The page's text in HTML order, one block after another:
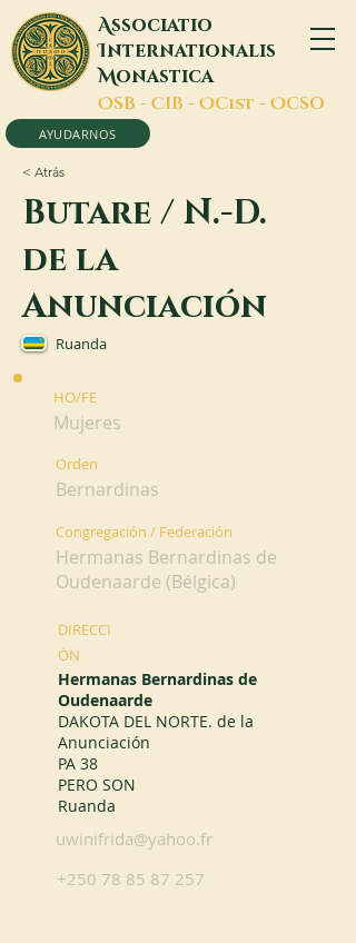
Associatio
Internationalis
Monastica
OSB - CIB - OCist - OCSO
AYUDARNOS
< Atrás
Butare / N.-D.
de la
Anunciación
Ruanda
HO/FE
Mujeres
Orden
Bernardinas
Congregación / Federación
Hermanas Bernardinas de
Oudenaarde (Bélgica)
DIRECCI
ÓN
Hermanas Bernardinas de
Oudenaarde
DAKOTA DEL NORTE. de la
Anunciación
PA 38
PERO SON
Ruanda
uwinifrida@yahoo.fr
+250 78 85 87 257